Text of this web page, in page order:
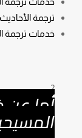
ترجمة
خدمات ترجمة
أما عن